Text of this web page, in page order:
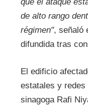
de alto rango
régimen", señaló
difundida tras
El edificio
estatales y
sinagoga Rafi